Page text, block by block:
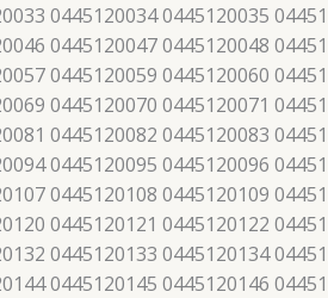
0445120034 0445120035
0445120047 0445120048
0445120059 0445120060
0445120070 0445120071
0445120082 0445120083
0445120095 0445120096
0445120108 0445120109
0445120121 0445120122
0445120133 0445120134
0445120145 0445120146